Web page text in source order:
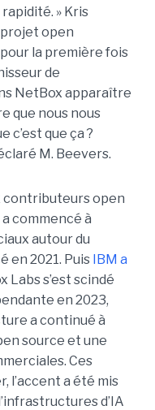
» Kris
projet open
la première fois
de
NetBox apparaître
que nous nous
c’est que ça ?
M. Beevers.
contributeurs open
commencé à
autour du
en 2021. Puis IBM a
Labs s’est scindé
en 2023,
a continué à
source et une
Ces
l’accent a été mis
d’IA